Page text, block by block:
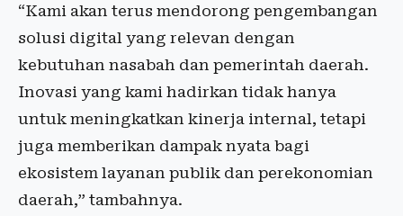
“Kami akan terus mendorong pengembangan
solusi digital yang relevan dengan
kebutuhan nasabah dan pemerintah daerah.
Inovasi yang kami hadirkan tidak hanya
untuk meningkatkan kinerja internal, tetapi
juga memberikan dampak nyata bagi
ekosistem layanan publik dan perekonomian
daerah,” tambahnya.